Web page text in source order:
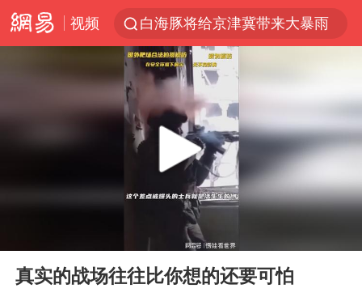
视频
刘嘉玲晒与周星驰合照
《披荆斩棘2026》阵容官宣
上海有出现龙卷潜势
国足U17与阿森纳决赛取消 并列冠军
香港高温刷新历史纪录
女子发现前夫婚内与第三者育子
王艺迪无缘横滨赛决赛
2025年小学教师减少13.19万
Play
真实的战场往往比你想的还要可怕